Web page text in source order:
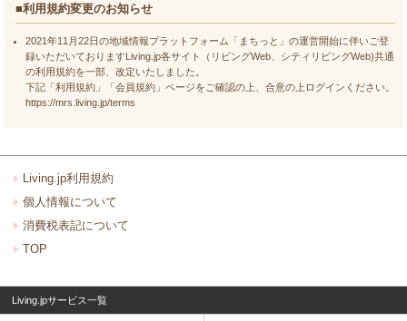
■利用規約変更のお知らせ
2021年11月22日の地域情報プラットフォーム「まちっと」の運営開始に伴いご登
録いただいておりますLiving.jp各サイト（リビングWeb、シティリビングWeb)共通
の利用規約を一部、改定いたしました。
下記「利用規約」「会員規約」ページをご確認の上、合意の上ログインください。
https://mrs.living.jp/terms
Living.jp利用規約
個人情報について
消費税表記について
TOP
Living.jpサービス一覧